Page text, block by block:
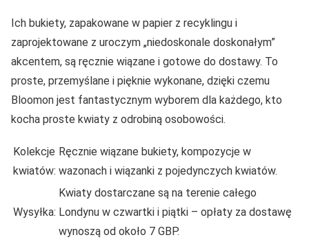
Ich bukiety, zapakowane w papier z recyklingu i
zaprojektowane z uroczym „niedoskonale doskonałym”
akcentem, są ręcznie wiązane i gotowe do dostawy. To
proste, przemyślane i pięknie wykonane, dzięki czemu
Bloomon jest fantastycznym wyborem dla każdego, kto
kocha proste kwiaty z odrobiną osobowości.
Kolekcje
kwiatów:
Ręcznie wiązane bukiety, kompozycje w
wazonach i wiązanki z pojedynczych kwiatów.
Wysyłka:
Kwiaty dostarczane są na terenie całego
Londynu w czwartki i piątki – opłaty za dostawę
wynoszą od około 7 GBP.